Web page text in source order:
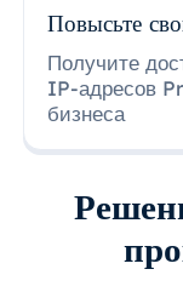
Повысьте
Получите
IP-адресов
бизнеса